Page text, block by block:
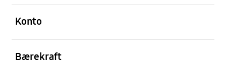
Konto
Bærekraft